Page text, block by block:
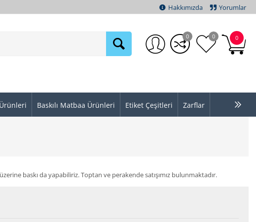
Hakkımızda Yorumlar
0
0 0
Baskılı Matbaa Ürünleri Etiket Çeşitleri Zarflar
baskı da yapabiliriz. Toptan ve perakende satışımız bulunmaktadır.